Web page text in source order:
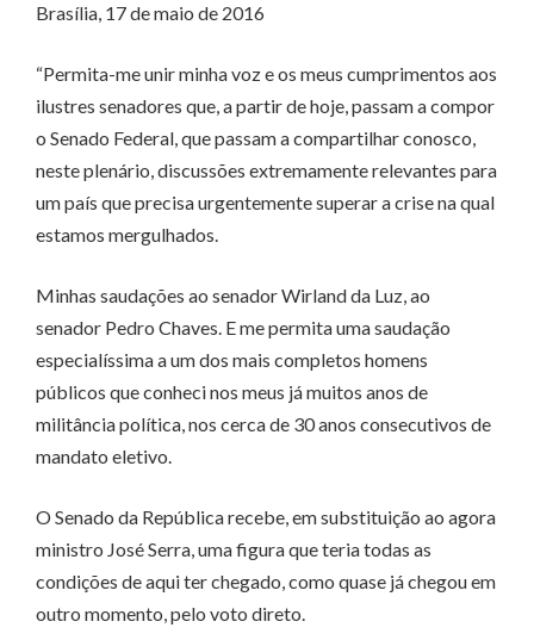
Brasília, 17 de maio de 2016
“Permita-me unir minha voz e os meus cumprimentos aos
ilustres senadores que, a partir de hoje, passam a compor
o Senado Federal, que passam a compartilhar conosco,
neste plenário, discussões extremamente relevantes para
um país que precisa urgentemente superar a crise na qual
estamos mergulhados.
Minhas saudações ao senador Wirland da Luz, ao
senador Pedro Chaves. E me permita uma saudação
especialíssima a um dos mais completos homens
públicos que conheci nos meus já muitos anos de
militância política, nos cerca de 30 anos consecutivos de
mandato eletivo.
O Senado da República recebe, em substituição ao agora
ministro José Serra, uma figura que teria todas as
condições de aqui ter chegado, como quase já chegou em
outro momento, pelo voto direto.